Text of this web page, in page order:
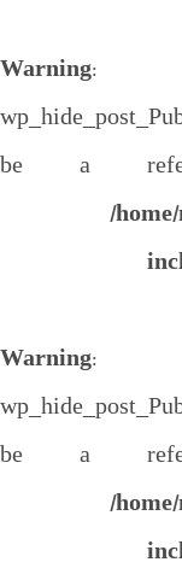
Warning:
be a
/
Warning:
be a
/